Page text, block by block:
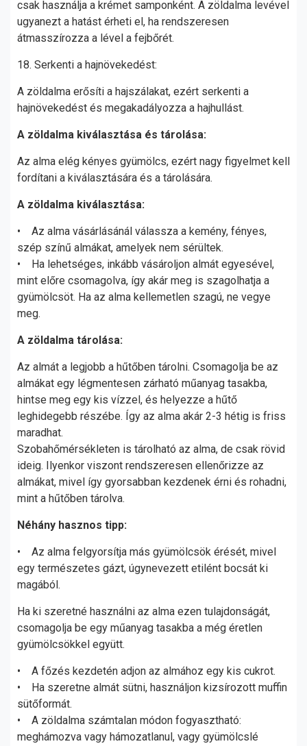
csak használja a krémet samponként. A zöldalma levével
ugyanezt a hatást érheti el, ha rendszeresen
átmasszírozza a lével a fejbőrét.
18. Serkenti a hajnövekedést:
A zöldalma erősíti a hajszálakat, ezért serkenti a
hajnövekedést és megakadályozza a hajhullást.
A zöldalma kiválasztása és tárolása:
Az alma elég kényes gyümölcs, ezért nagy figyelmet kell
fordítani a kiválasztására és a tárolására.
A zöldalma kiválasztása:
• Az alma vásárlásánál válassza a kemény, fényes,
szép színű almákat, amelyek nem sérültek.
• Ha lehetséges, inkább vásároljon almát egyesével,
mint előre csomagolva, így akár meg is szagolhatja a
gyümölcsöt. Ha az alma kellemetlen szagú, ne vegye
meg.
A zöldalma tárolása:
Az almát a legjobb a hűtőben tárolni. Csomagolja be az
almákat egy légmentesen zárható műanyag tasakba,
hintse meg egy kis vízzel, és helyezze a hűtő
leghidegebb részébe. Így az alma akár 2-3 hétig is friss
maradhat.
Szobahőmérsékleten is tárolható az alma, de csak rövid
ideig. Ilyenkor viszont rendszeresen ellenőrizze az
almákat, mivel így gyorsabban kezdenek érni és rohadni,
mint a hűtőben tárolva.
Néhány hasznos tipp:
• Az alma felgyorsítja más gyümölcsök érését, mivel
egy természetes gázt, úgynevezett etilént bocsát ki
magából.
Ha ki szeretné használni az alma ezen tulajdonságát,
csomagolja be egy műanyag tasakba a még éretlen
gyümölcsökkel együtt.
• A főzés kezdetén adjon az almához egy kis cukrot.
• Ha szeretne almát sütni, használjon kizsírozott muffin
sütőformát.
• A zöldalma számtalan módon fogyasztható:
meghámozva vagy hámozatlanul, vagy gyümölcslé